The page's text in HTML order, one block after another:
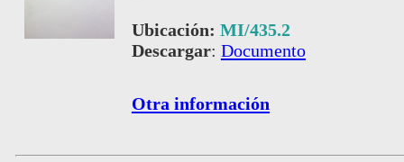
Ubicación: MI/435.2
Descargar: Documento
Otra información